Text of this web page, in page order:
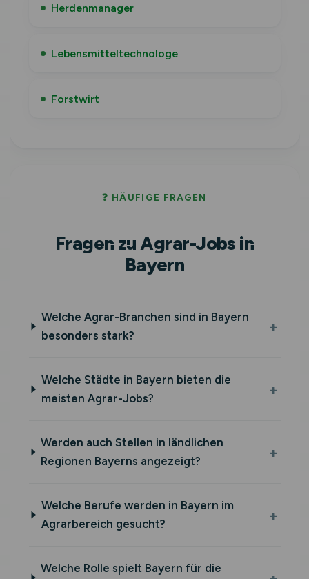
Herdenmanager
Lebensmitteltechnologe
Forstwirt
❓ HÄUFIGE FRAGEN
Fragen zu Agrar-Jobs in
Bayern
Welche Agrar-Branchen sind in Bayern
besonders stark?
Welche Städte in Bayern bieten die
meisten Agrar-Jobs?
Werden auch Stellen in ländlichen
Regionen Bayerns angezeigt?
Welche Berufe werden in Bayern im
Agrarbereich gesucht?
Welche Rolle spielt Bayern für die